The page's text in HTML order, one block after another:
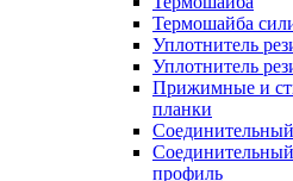
Термошайба
Уплотнитель
Уплотнитель
Прижимные и
планки
профиль